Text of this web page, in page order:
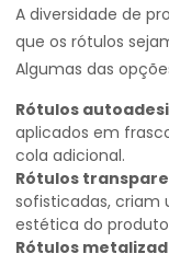
A diversidade de
que os rótulos
Algumas das
Rótulos
aplicados em
cola adicional.
Rótulos
sofisticadas, criam
estética do
Rótulos